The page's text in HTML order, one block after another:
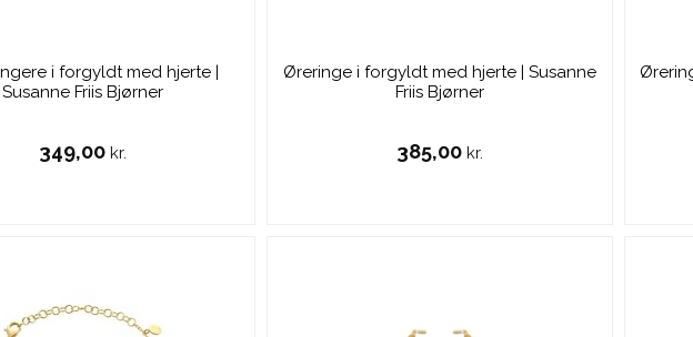
i forgyldt med hjerte |
Susanne Friis Bjørner
349,00 kr.
Øreringe i forgyldt med hjerte | Susanne
Friis Bjørner
385,00 kr.